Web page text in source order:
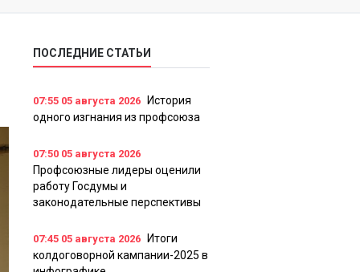
ПОСЛЕДНИЕ СТАТЬИ
07:55 05 августа 2026
История
одного изгнания из профсоюза
07:50 05 августа 2026
Профсоюзные лидеры оценили
работу Госдумы и
законодательные перспективы
07:45 05 августа 2026
Итоги
колдоговорной кампании-2025 в